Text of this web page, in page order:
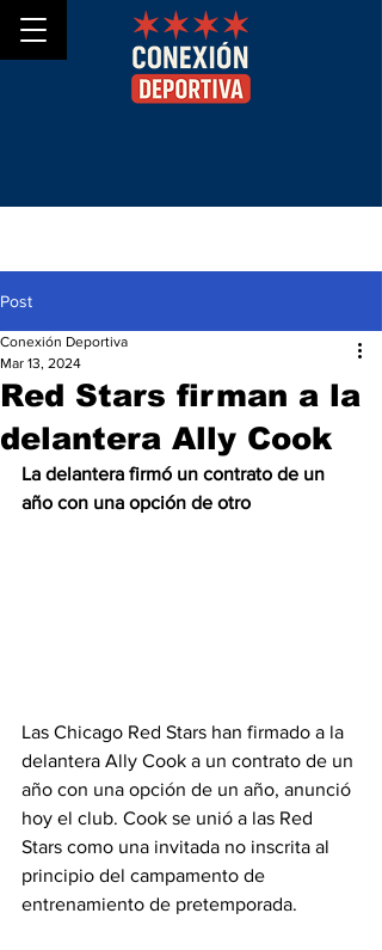
Post
Red Stars firman a la
delantera Ally Cook
Conexión Deportiva
Mar 13, 2024
La delantera firmó un contrato de un
año con una opción de otro
Las Chicago Red Stars han firmado a la
delantera Ally Cook a un contrato de un
año con una opción de un año, anunció
hoy el club. Cook se unió a las Red
Stars como una invitada no inscrita al
principio del campamento de
entrenamiento de pretemporada.